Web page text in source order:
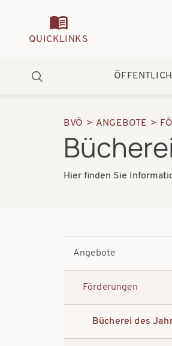
Quickmenu
QUICKLINKS
Suche
BVÖ ANGEBOTE
Hier finden Sie
Angebote
Förderungen
Bücherei des